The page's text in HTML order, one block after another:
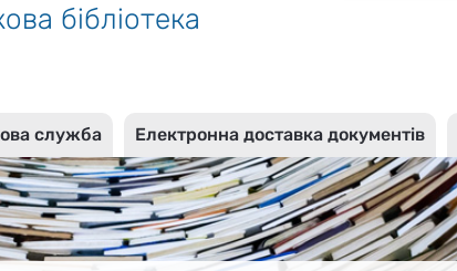
бібліотека
служба Електронна доставка документів